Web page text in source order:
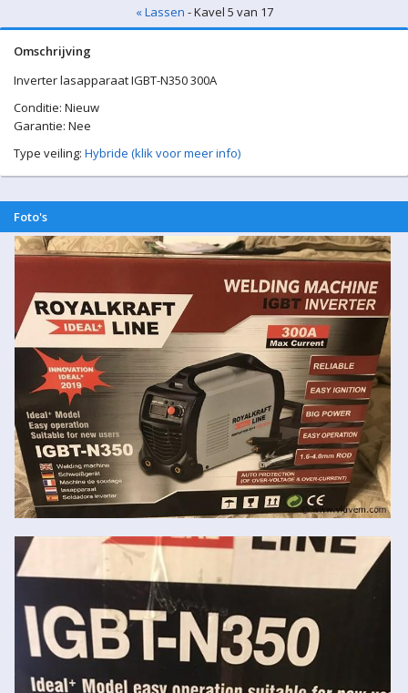
« Lassen - Kavel 5 van 17
Omschrijving
Inverter lasapparaat IGBT-N350 300A
Conditie: Nieuw
Garantie: Nee
Type veiling: Hybride (klik voor meer info)
Foto's